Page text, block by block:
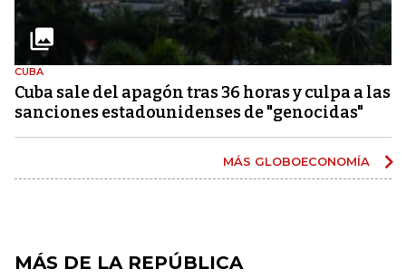
CUBA
Cuba sale del apagón tras 36 horas y culpa a las
sanciones estadounidenses de "genocidas"
MÁS GLOBOECONOMÍA
MÁS DE LA REPÚBLICA